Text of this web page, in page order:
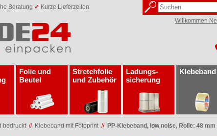
Beratung ✓ Kurze Lieferzeiten
Willkommen
Folie und
Beutel
Stretchfolie
und Zubehör
Ladungs­
sicherung
Klebeband
bedruckt// Klebeband mit Fotoprint// PP-Klebeband, low noise, Rolle: 48